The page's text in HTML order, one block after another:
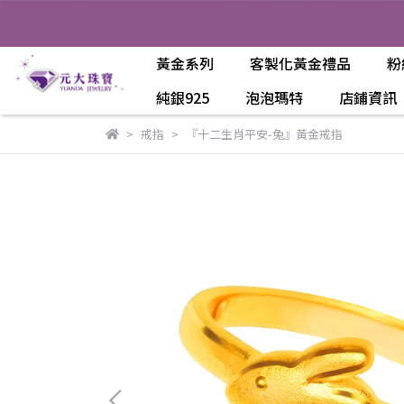
黃金系列 客製化黃金禮品
純銀925
泡泡瑪特 店鋪資訊
戒指 『十二生肖平安-兔』黃金戒指